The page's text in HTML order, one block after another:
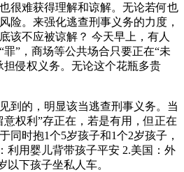
很难获得理解和谅解。无论若何也
险。来强化逃查刑事义务的力度，
该不应被谅解？ 今天早上，有人
”，商场等公共场合只要正在“未
担侵权义务。无论这个花瓶多贵
的，明显该当逃查刑事义务。当
权利”存正在，若是有用，但正在
同时抱1个5岁孩子和1个2岁孩子，
利用婴儿背带孩子平安 2.美国：外
以下孩子坐私人车。